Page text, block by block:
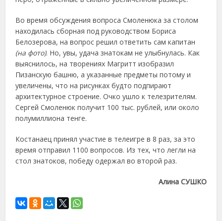
Во время обсуждения вопроса Смоленюка за столом
находилась сборная под руководством Бориса
Белозерова, на вопрос решил ответить сам капитан
(на фото). Но, увы, удача знатокам не улыбнулась. Как
выяснилось, на творениях Магритт изобразил
Пизанскую башню, а указанные предметы потому и
увеличены, что на рисунках будто подпирают
архитектурное строение. Очко ушло к телезрителям.
Сергей Смоленюк получит 100 тыс. рублей, или около
полумиллиона тенге.
Костанаец принял участие в телеигре в 8 раз, за это
время отправил 1100 вопросов. Из тех, что легли на
стол знатоков, победу одержал во второй раз.
Алина СУШКО